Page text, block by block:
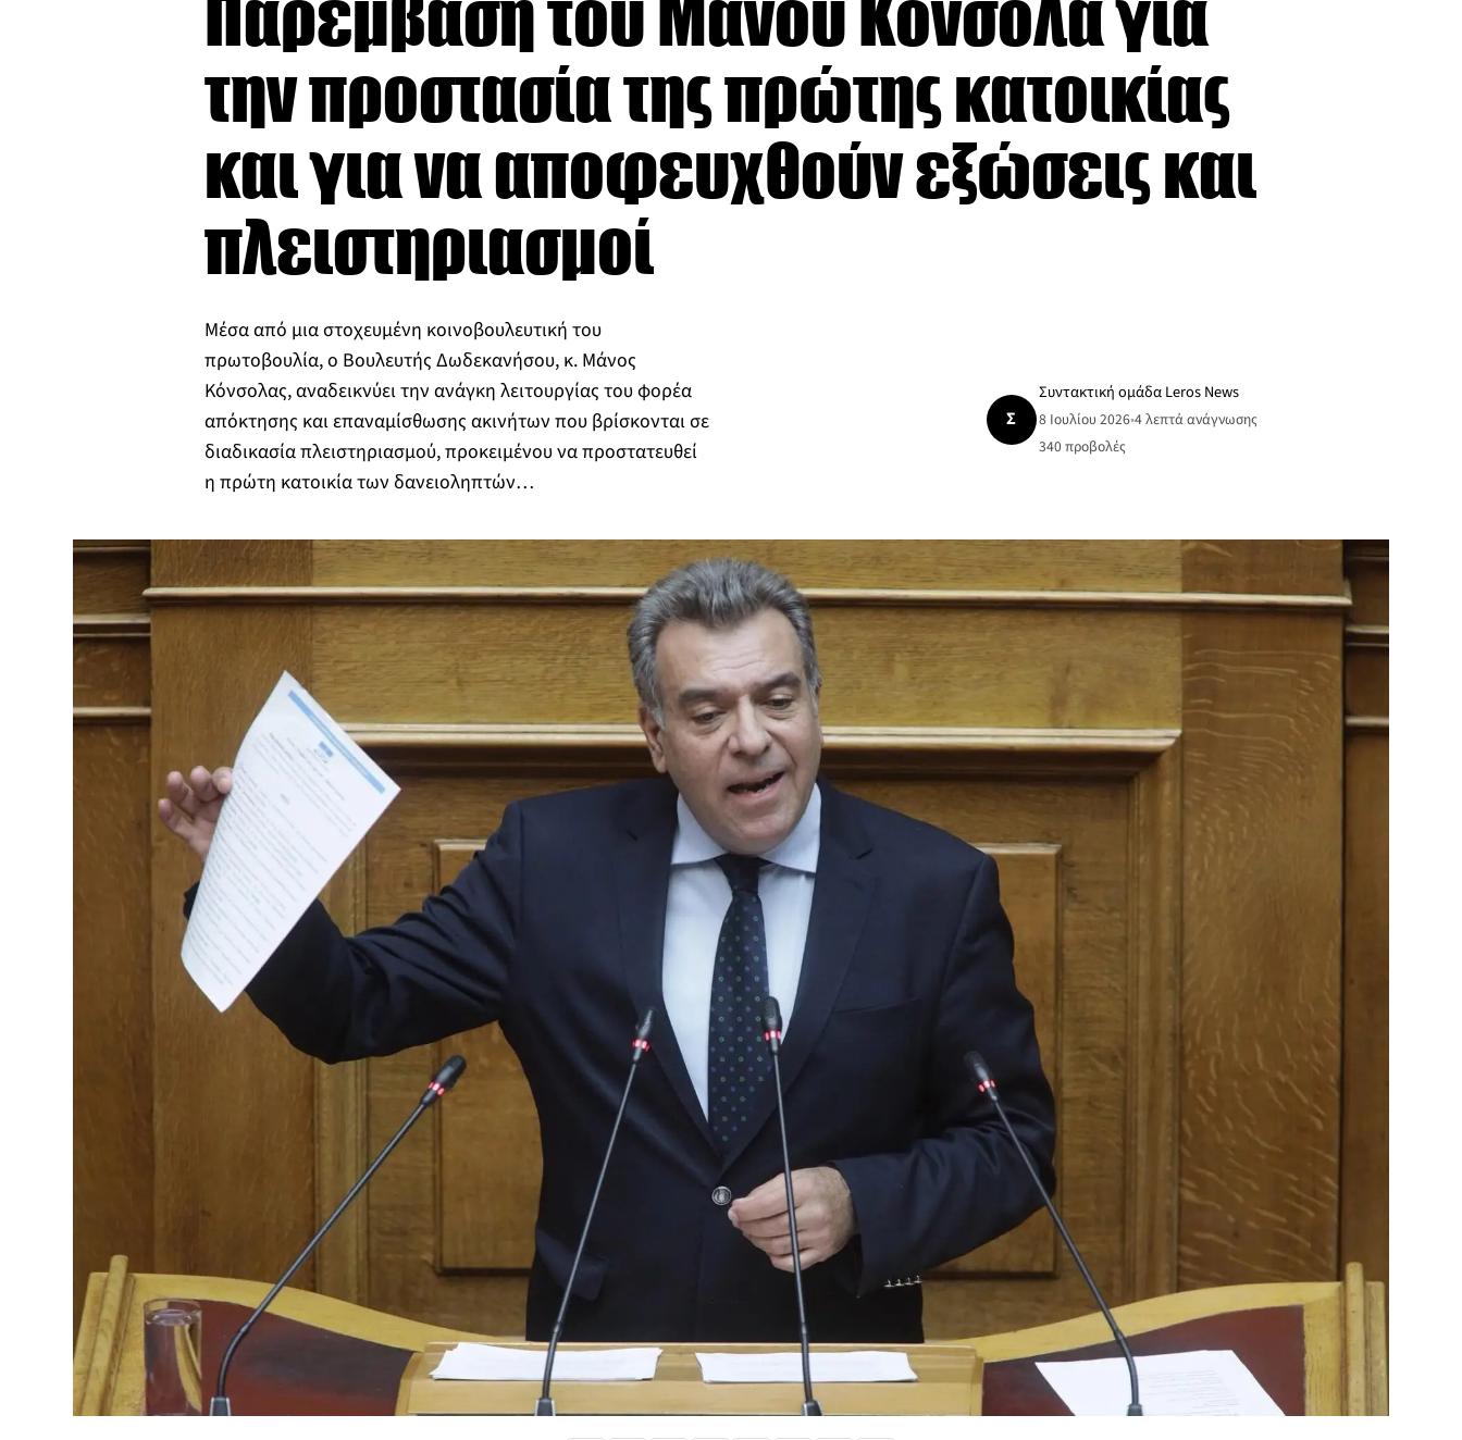
την προστασία της πρώτης κατοικίας
και για να αποφευχθούν εξώσεις και
πλειστηριασμοί
Μέσα από μια στοχευμένη κοινοβουλευτική του
πρωτοβουλία, ο Βουλευτής Δωδεκανήσου, κ. Μάνος
Κόνσολας, αναδεικνύει την ανάγκη λειτουργίας του φορέα
απόκτησης και επαναμίσθωσης ακινήτων που βρίσκονται σε
διαδικασία πλειστηριασμού, προκειμένου να προστατευθεί
η πρώτη κατοικία των δανειοληπτών…
Σ
Συντακτική ομάδα Leros News
8 Ιουλίου 2026•4 λεπτά ανάγνωσης
340προβολές